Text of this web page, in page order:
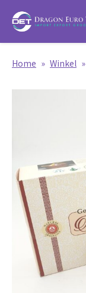
Home » Winkel »